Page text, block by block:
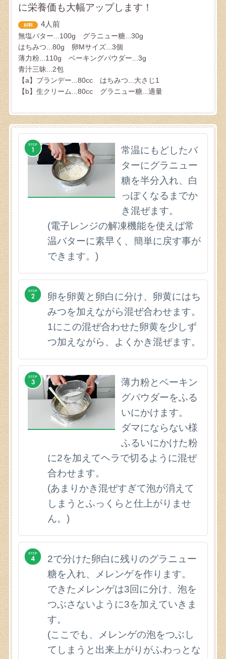
に栄養価も大幅アップします！
4人前
無塩バター...100g グラニュー糖...30g
はちみつ...80g 卵Mサイズ...3個
薄力粉...110g ベーキングパウダー...3g
青汁三昧...2包
【a】ブランデー...80cc はちみつ...大さじ1
【b】生クリーム...80cc グラニュー糖...適量
常温にもどしたバ
ターにグラニュー
糖を半分入れ、白
っぽくなるまでか
き混ぜます。
(電子レンジの解凍機能を使えば常
温バターに素早く、簡単に戻す事が
できます。)
卵を卵黄と卵白に分け、卵黄にはち
みつを加えながら混ぜ合わせます。
1にこの混ぜ合わせた卵黄を少しず
つ加えながら、よくかき混ぜます。
薄力粉とベーキン
グパウダーをふる
いにかけます。
ダマにならない様
ふるいにかけた粉
に2を加えてヘラで切るように混ぜ
合わせます。
(あまりかき混ぜすぎて泡が消えて
しまうとふっくらと仕上がりませ
ん。)
2で分けた卵白に残りのグラニュー
糖を入れ、メレンゲを作ります。
できたメレンゲは3回に分け、泡を
つぶさないように3を加えていきま
す。
(ここでも、メレンゲの泡をつぶし
てしまうと出来上がりがふわっとな